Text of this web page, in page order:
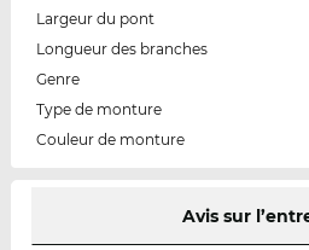
Largeur du pont
Longueur des branches
Genre
Type de monture
Couleur de monture
Avis sur